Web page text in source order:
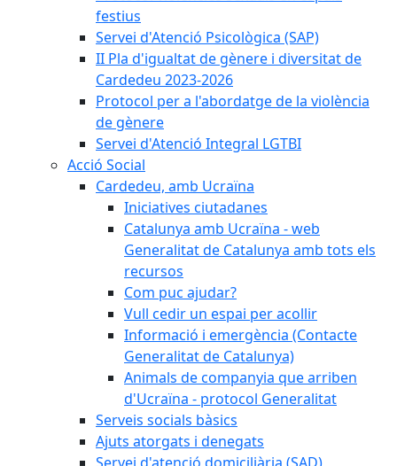
festius
Servei d'Atenció Psicològica (SAP)
II Pla d'igualtat de gènere i diversitat de
Cardedeu 2023-2026
Protocol per a l'abordatge de la violència
de gènere
Servei d'Atenció Integral LGTBI
Acció Social
Cardedeu, amb Ucraïna
Iniciatives ciutadanes
Catalunya amb Ucraïna - web
Generalitat de Catalunya amb tots els
recursos
Com puc ajudar?
Vull cedir un espai per acollir
Informació i emergència (Contacte
Generalitat de Catalunya)
Animals de companyia que arriben
d'Ucraïna - protocol Generalitat
Serveis socials bàsics
Ajuts atorgats i denegats